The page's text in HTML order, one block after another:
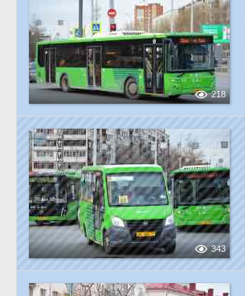
218
343